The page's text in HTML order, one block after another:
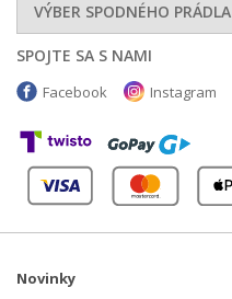
VÝBER SPODNÉHO PRÁDLA
SPOJTE SA S NAMI
Facebook Instagram
Novinky